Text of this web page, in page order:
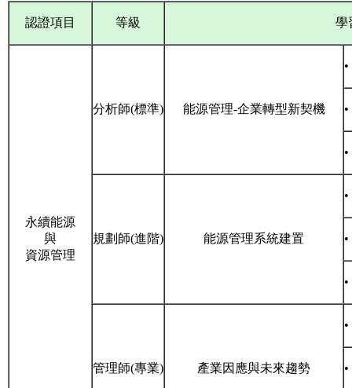
認證項目 等級 學
永續能源
與
資源管理
分析師(標準) 能源管理-企業轉型新契機
規劃師(進階) 能源管理系統建置
管理師(專業) 產業因應與未來趨勢